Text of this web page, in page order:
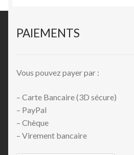
PAIEMENTS
Vous pouvez payer par :
– Carte Bancaire (3D sécure)
– PayPal
– Chèque
– Virement bancaire